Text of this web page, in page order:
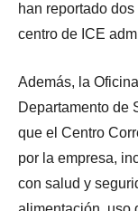
han reportado
centro de ICE
Además, la
Departamento de
que el Centro
por la empresa,
con salud y